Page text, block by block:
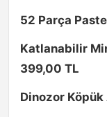
52 Parça
Katlanabilir
399,00 TL
Dinozor